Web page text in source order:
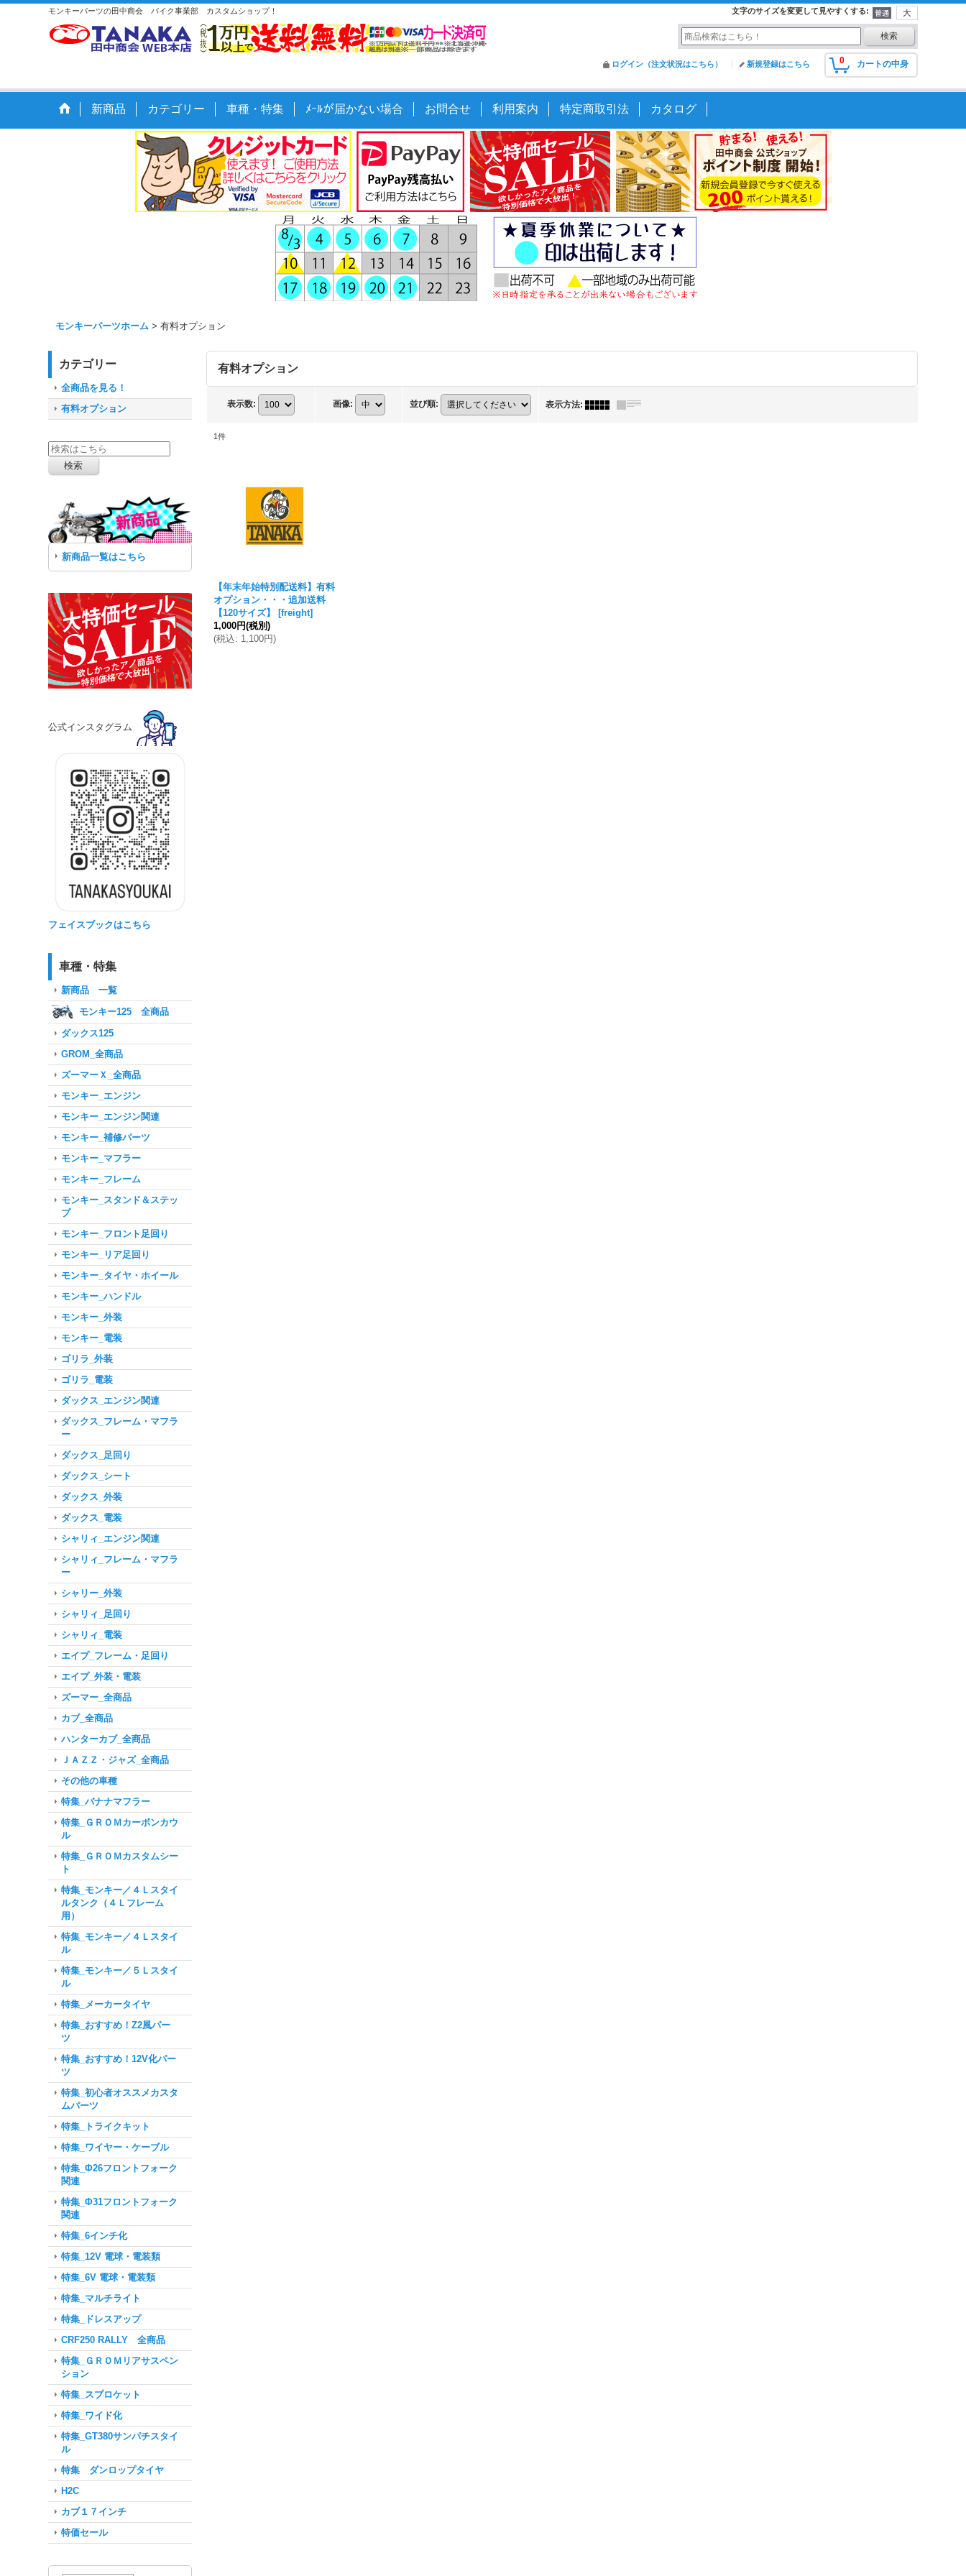
モンキーパーツの田中商会 バイク事業部 カスタムショップ！ 文字のサイズを変更して見やすくする:
0 カートの中身
ログイン（注文状況はこちら） 新規登録はこちら
新商品 カテゴリー 車種・特集 ﾒｰﾙが届かない場合 お問合せ 利用案内 特定商取引法 カタログ
モンキーパーツホーム > 有料オプション
カテゴリー
全商品を見る！
有料オプション
新商品一覧はこちら
公式インスタグラム
フェイスブックはこちら
車種・特集
新商品 一覧
モンキー125 全商品
ダックス125
GROM_全商品
ズーマーＸ_全商品
モンキー_エンジン
モンキー_エンジン関連
モンキー_補修パーツ
モンキー_マフラー
モンキー_フレーム
モンキー_スタンド＆ステッ
プ
モンキー_フロント足回り
モンキー_リア足回り
モンキー_タイヤ・ホイール
モンキー_ハンドル
モンキー_外装
モンキー_電装
ゴリラ_外装
ゴリラ_電装
ダックス_エンジン関連
ダックス_フレーム・マフラ
ー
ダックス_足回り
ダックス_シート
ダックス_外装
ダックス_電装
シャリィ_エンジン関連
シャリィ_フレーム・マフラ
ー
シャリー_外装
シャリィ_足回り
シャリィ_電装
エイプ_フレーム・足回り
エイプ_外装・電装
ズーマー_全商品
カブ_全商品
ハンターカブ_全商品
ＪＡＺＺ・ジャズ_全商品
その他の車種
特集_バナナマフラー
特集_ＧＲＯＭカーボンカウ
ル
特集_ＧＲＯＭカスタムシー
ト
特集_モンキー／４Ｌスタイ
ルタンク（４Ｌフレーム
用）
特集_モンキー／４Ｌスタイ
ル
特集_モンキー／５Ｌスタイ
ル
特集_メーカータイヤ
特集_おすすめ！Z2風パー
ツ
特集_おすすめ！12V化パー
ツ
特集_初心者オススメカスタ
ムパーツ
特集_トライクキット
特集_ワイヤー・ケーブル
特集_Φ26フロントフォーク
関連
特集_Φ31フロントフォーク
関連
特集_6インチ化
特集_12V 電球・電装類
特集_6V 電球・電装類
特集_マルチライト
特集_ドレスアップ
CRF250 RALLY 全商品
特集_ＧＲＯＭリアサスペン
ション
特集_スプロケット
特集_ワイド化
特集_GT380サンパチスタイ
ル
特集 ダンロップタイヤ
H2C
カブ１７インチ
特価セール
有料オプション
表示数: 画像: 並び順: 表示方法:
1件
【年末年始特別配送料】有料
オプション・・・追加送料
【120サイズ】
[freight]
1,000円(税別)
(税込: 1,100円)